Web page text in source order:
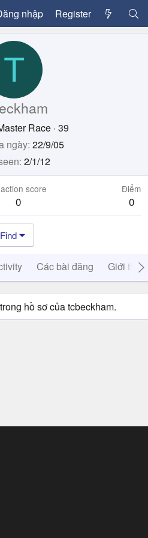
nhập Register
T
Race · 39
ngày 22/9/05
2/1/12
score
0
Điểm
0
Find
Các bài đăng Giới thiệu
hồ sơ của tcbeckham.